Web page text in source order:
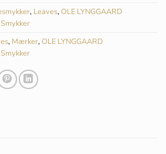
, Leaves,OLE LYNGGAARD
Smykker
, Mærker,OLE LYNGGAARD
Smykker